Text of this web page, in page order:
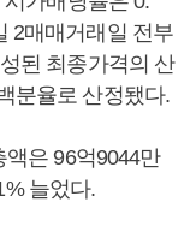
2매매거래일 전부
된 최종가격의 산
분율로 산정됐다.
은 96억9044만
늘었다.